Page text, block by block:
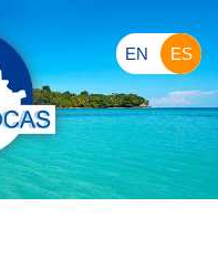
EN ES